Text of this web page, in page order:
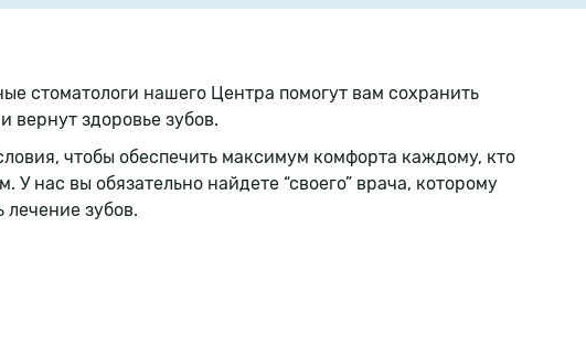
стоматологи нашего Центра помогут вам сохранить
вернут здоровье зубов.
чтобы обеспечить максимум комфорта каждому, кто
У нас вы обязательно найдете “своего” врача, которому
зубов.